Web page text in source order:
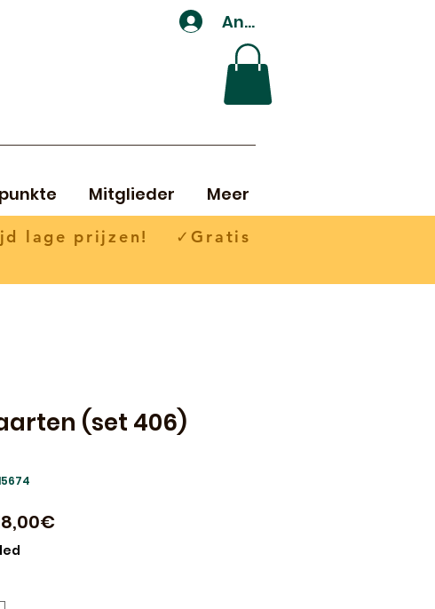
Anmelden
Mitglieder Meer
lage prijzen! ✓Gratis
(set 406)
Sale